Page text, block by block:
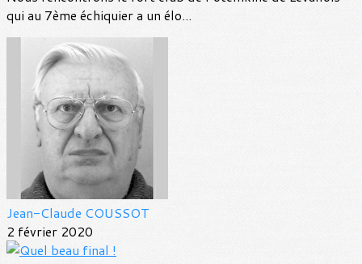
qui au 7ème échiquier a un élo...
Jean-Claude COUSSOT
2 février 2020